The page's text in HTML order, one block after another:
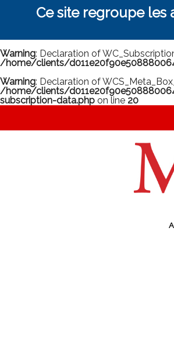
Ce site regroupe les
Warning: Declaration of
/home/clients/
Warning: Declaration of
/home/clients/
subscription-data.php on line 20